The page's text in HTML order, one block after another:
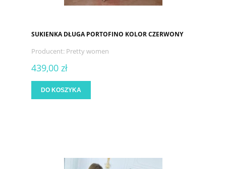
SUKIENKA DŁUGA PORTOFINO KOLOR CZERWONY
Producent: Pretty women
439,00 zł
DO KOSZYKA